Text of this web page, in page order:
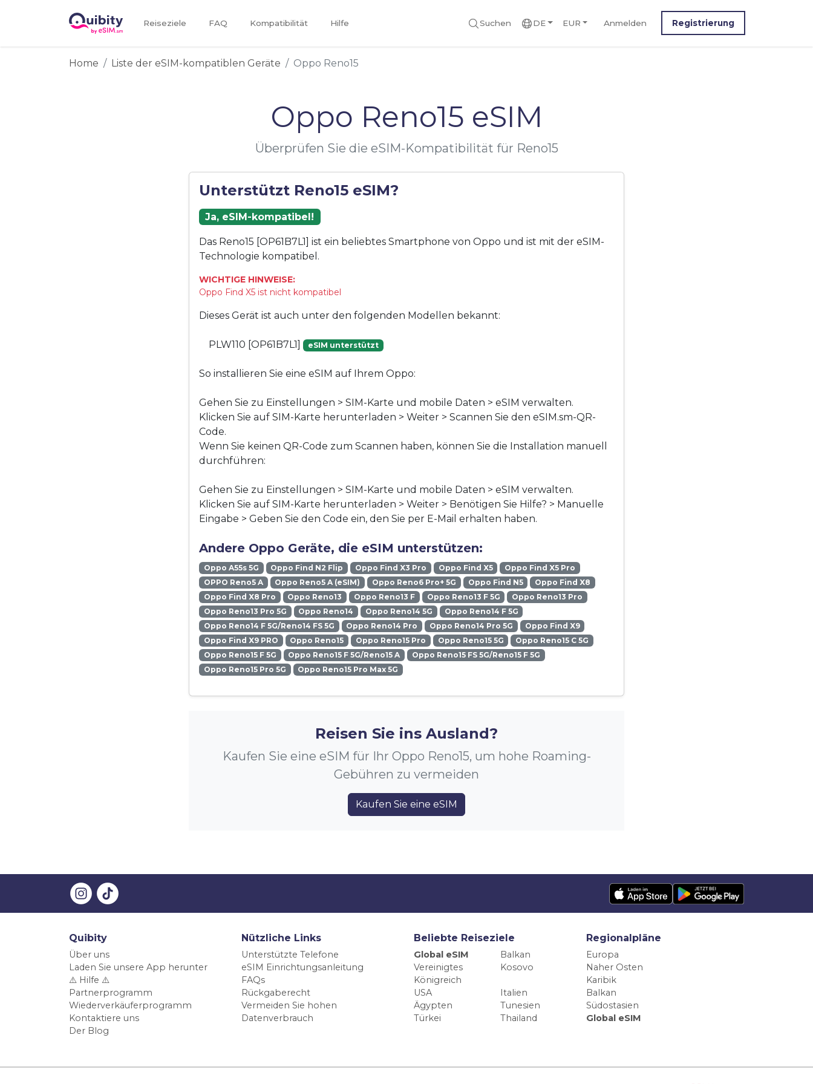
Reiseziele FAQ Kompatibilität Hilfe Suchen DE EUR Anmelden Registrierung
Home Liste der eSIM-kompatiblen Geräte Oppo Reno15
Oppo Reno15 eSIM
Überprüfen Sie die eSIM-Kompatibilität für Reno15
Unterstützt Reno15 eSIM?
Ja, eSIM-kompatibel!
Das Reno15 [OP61B7L1] ist ein beliebtes Smartphone von Oppo und ist mit der eSIM-
Technologie kompatibel.
WICHTIGE HINWEISE:
Oppo Find X5 ist nicht kompatibel
Dieses Gerät ist auch unter den folgenden Modellen bekannt:
PLW110 [OP61B7L1] eSIM unterstützt
So installieren Sie eine eSIM auf Ihrem Oppo:
Gehen Sie zu Einstellungen > SIM-Karte und mobile Daten > eSIM verwalten.
Klicken Sie auf SIM-Karte herunterladen > Weiter > Scannen Sie den eSIM.sm-QR-
Code.
Wenn Sie keinen QR-Code zum Scannen haben, können Sie die Installation manuell
durchführen:
Gehen Sie zu Einstellungen > SIM-Karte und mobile Daten > eSIM verwalten.
Klicken Sie auf SIM-Karte herunterladen > Weiter > Benötigen Sie Hilfe? > Manuelle
Eingabe > Geben Sie den Code ein, den Sie per E-Mail erhalten haben.
Andere Oppo Geräte, die eSIM unterstützen:
Oppo A55s 5G Oppo Find N2 Flip Oppo Find X3 Pro Oppo Find X5
Oppo Find X5 Pro
OPPO Reno5 A
Oppo Reno5 A (eSIM) Oppo Reno6 Pro+ 5G Oppo Find N5
Oppo Find X8
Oppo Find X8 Pro
Oppo Reno13 Oppo Reno13 F Oppo Reno13 F 5G
Oppo Reno13 Pro
Oppo Reno13 Pro 5G
Oppo Reno14 Oppo Reno14 5G
Oppo Reno14 F 5G
Oppo Reno14 F 5G/Reno14 FS 5G
Oppo Reno14 Pro Oppo Reno14 Pro 5G
Oppo Find X9
Oppo Find X9 PRO
Oppo Reno15 Oppo Reno15 Pro Oppo Reno15 5G
Oppo Reno15 C 5G
Oppo Reno15 F 5G
Oppo Reno15 F 5G/Reno15 A
Oppo Reno15 FS 5G/Reno15 F 5G
Oppo Reno15 Pro 5G
Oppo Reno15 Pro Max 5G
Reisen Sie ins Ausland?
Kaufen Sie eine eSIM für Ihr Oppo Reno15, um hohe Roaming-
Gebühren zu vermeiden
Kaufen Sie eine eSIM
Quibity
Über uns
Laden Sie unsere App herunter
⚠️ Hilfe ⚠️
Partnerprogramm
Wiederverkäuferprogramm
Kontaktiere uns
Der Blog
Nützliche Links
Unterstützte Telefone
eSIM Einrichtungsanleitung
FAQs
Rückgaberecht
Vermeiden Sie hohen
Datenverbrauch
Beliebte Reiseziele
Global eSIM
Balkan
Vereinigtes
Königreich
Kosovo
USA
Italien
Ägypten
Tunesien
Türkei
Thailand
Regionalpläne
Europa
Naher Osten
Karibik
Balkan
Südostasien
Global eSIM